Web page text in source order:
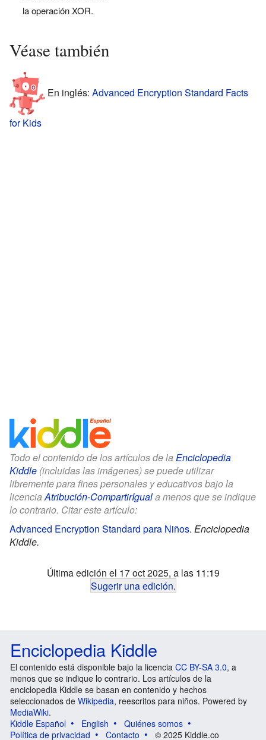
la operación XOR.
Véase también
En inglés: Advanced Encryption Standard Facts
for Kids
Todo el contenido de los artículos de la Enciclopedia
Kiddle (incluidas las imágenes) se puede utilizar
libremente para fines personales y educativos bajo la
licenciaAtribución-CompartirIguala menos que se indique
lo contrario. Citar este artículo:
Advanced Encryption Standard para Niños. Enciclopedia
Kiddle.
Última edición el 17 oct 2025, a las 11:19
Sugerir una edición.
Enciclopedia Kiddle
El contenido está disponible bajo la licencia CC BY-SA 3.0, a
menos que se indique lo contrario. Los artículos de la
enciclopedia Kiddle se basan en contenido y hechos
seleccionados de Wikipedia, reescritos para niños. Powered by
MediaWiki.
Kiddle Español
English
Quiénes somos
Política de privacidad
Contacto © 2025 Kiddle.co